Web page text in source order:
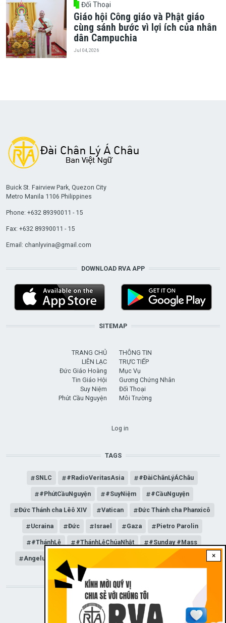
Đối Thoại
Giáo hội Công giáo và Phật giáo
cùng sánh bước vì lợi ích của nhân
dân Campuchia
Jul 04, 2026
×
Buick St. Fairview Park, Quezon City
Metro Manila 1106 Philippines
Phone: +632 89390011 - 15
Fax: +632 89390011 - 15
Email: chanlyvina@gmail.com
DOWNLOAD RVA APP
SITEMAP
TRANG CHỦ
LIÊN LẠC
Đức Giáo Hoàng
Tin Giáo Hội
Suy Niệm
Phút Cầu Nguyện
THÔNG TIN
TRỰC TIẾP
Mục Vụ
Gương Chứng Nhân
Đối Thoại
Môi Trường
Log in
TAGS
SNLC #RadioVeritasAsia #ĐàiChânLýÁChâu
#PhútCầuNguyện #SuyNiệm #CầuNguyện
Đức Thánh cha Lêô XIV Vatican Đức Thánh cha Phanxicô
Ucraina Đức Israel Gaza Pietro Parolin
#ThánhLễ #ThánhLễChúaNhật #Sunday #Mass
Angelus Đức Giáo hoàng Lêô XIV General Audience
STAY CONNECTED WITH US!